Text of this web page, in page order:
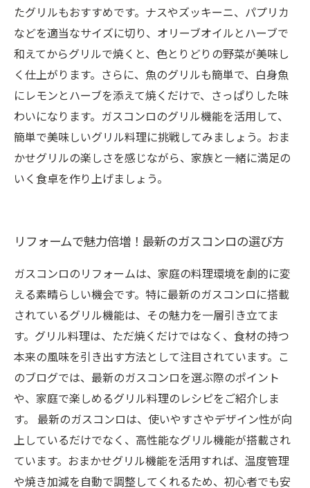
たグリルもおすすめです。ナスやズッキーニ、パプリカ
などを適当なサイズに切り、オリーブオイルとハーブで
和えてからグリルで焼くと、色とりどりの野菜が美味し
く仕上がります。さらに、魚のグリルも簡単で、白身魚
にレモンとハーブを添えて焼くだけで、さっぱりした味
わいになります。ガスコンロのグリル機能を活用して、
簡単で美味しいグリル料理に挑戦してみましょう。おま
かせグリルの楽しさを感じながら、家族と一緒に満足の
いく食卓を作り上げましょう。
リフォームで魅力倍増！最新のガスコンロの選び方
ガスコンロのリフォームは、家庭の料理環境を劇的に変
える素晴らしい機会です。特に最新のガスコンロに搭載
されているグリル機能は、その魅力を一層引き立てま
す。グリル料理は、ただ焼くだけではなく、食材の持つ
本来の風味を引き出す方法として注目されています。こ
のブログでは、最新のガスコンロを選ぶ際のポイント
や、家庭で楽しめるグリル料理のレシピをご紹介しま
す。 最新のガスコンロは、使いやすさやデザイン性が向
上しているだけでなく、高性能なグリル機能が搭載され
ています。おまかせグリル機能を活用すれば、温度管理
や焼き加減を自動で調整してくれるため、初心者でも安